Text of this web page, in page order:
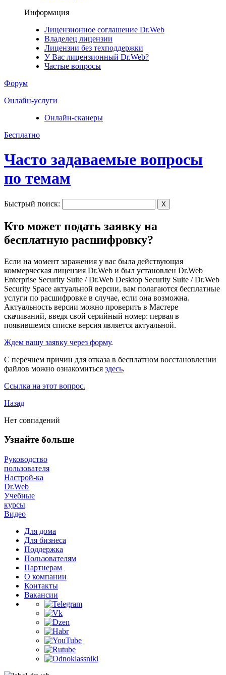
Информация
Лицензионное соглашение Dr.Web
Владелец лицензии
Лицензии без техподдержки
У Вас лицензионный Dr.Web?
Частые вопросы
Форум
Онлайн-услуги
Онлайн-сканеры
Бесплатно
Часто задаваемые вопросы
по темам
Быстрый поиск: X
Кто может подать заявку на
бесплатную расшифровку?
Если на момент заражения у вас была действующая
коммерческая лицензия Dr.Web и был установлен Dr.Web
Enterprise Security Suite / Dr.Web Desktop Security Suite / Dr.Web
Security Space актуальной версии, вам полагаются бесплатные
услуги по расшифровке в случае, если она возможна.
Актуальность версии можно проверить в Мастере
скачиваний, введя свой серийный номер: первая в
появившемся списке версия является актуальной.
Ждем вашу заявку через форму.
С перечнем причин для отказа в бесплатном восстановлении
файлов можно ознакомиться здесь.
Ссылка на этот вопрос.
Назад
Нет совпадений
Узнайте больше
Руководство
пользователя
Настрой-ка
Dr.Web
Учебные
курсы
Видео
Для дома
Для бизнеса
Поддержка
Пользователям
Партнерам
О компании
Контакты
Вакансии